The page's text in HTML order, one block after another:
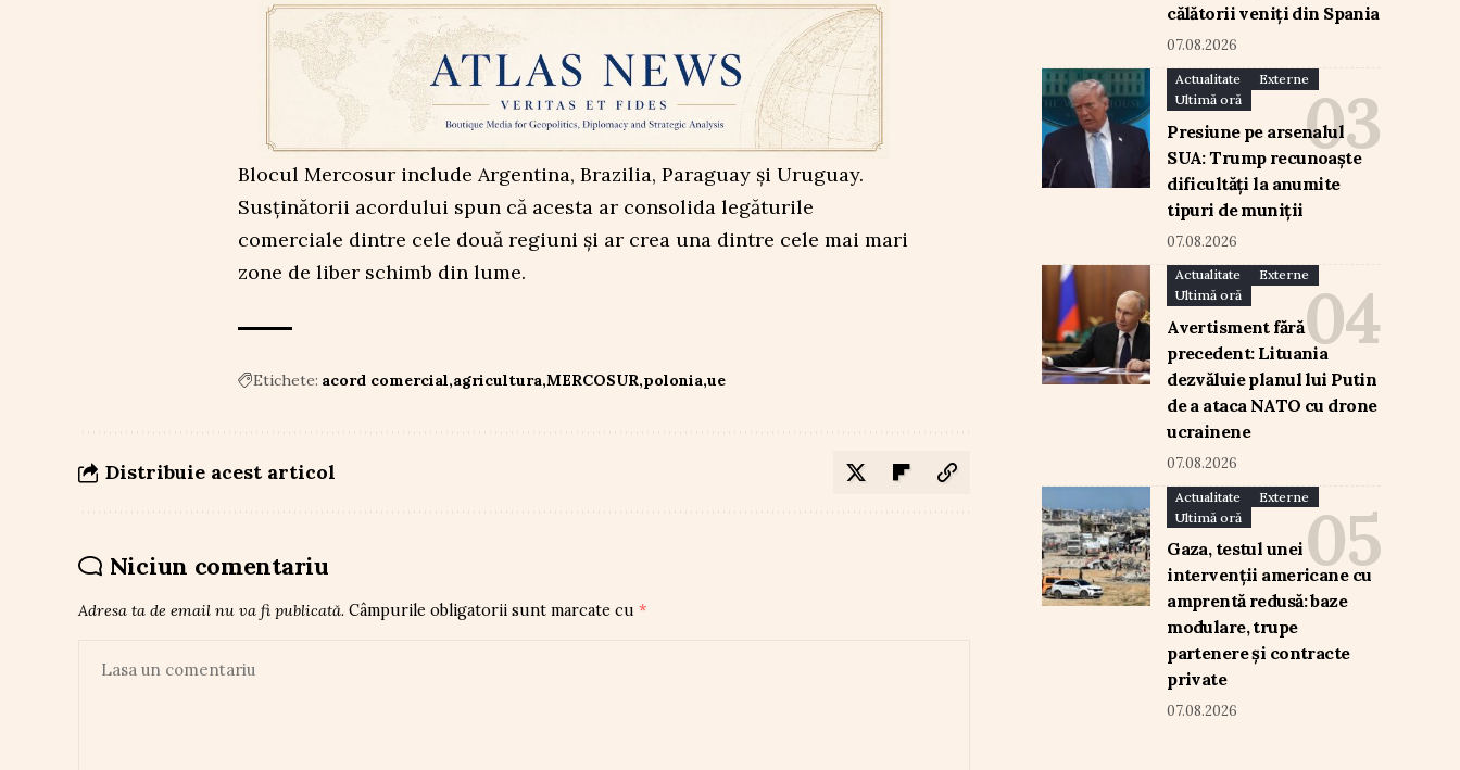
Blocul Mercosur include Argentina, Brazilia, Paraguay și Uruguay.
Susținătorii acordului spun că acesta ar consolida legăturile
comerciale dintre cele două regiuni și ar crea una dintre cele mai mari
zone de liber schimb din lume.
Etichete: acord comercial agricultura MERCOSUR polonia ue
Distribuie acest articol
Niciun comentariu
Adresa ta de email nu va fi publicată. Câmpurile obligatorii sunt marcate cu *
călătorii veniți din Spania
07.08.2026
Actualitate
Externe
Ultimă oră
Presiune pe arsenalul
SUA: Trump recunoaște
dificultăți la anumite
tipuri de muniții
07.08.2026
Actualitate
Externe
Ultimă oră
Avertisment fără
precedent: Lituania
dezvăluie planul lui Putin
de a ataca NATO cu drone
ucrainene
07.08.2026
Actualitate
Externe
Ultimă oră
Gaza, testul unei
intervenții americane cu
amprentă redusă: baze
modulare, trupe
partenere și contracte
private
07.08.2026